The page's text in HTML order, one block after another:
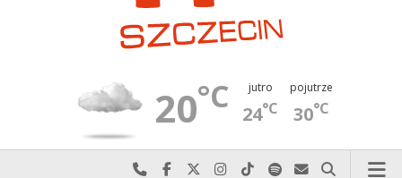
20°C jutro
24°C
pojutrze
30°C
Najlepiej po prostu do nas zadzwoń
Odwiedź nas na Facebook-u
Odwiedź nas na X
Odwiedź nas na Instagram-ie
Odwiedź nas na TikTok-u
Szukaj nas na Spotify
Wyślij do nas
Szukaj